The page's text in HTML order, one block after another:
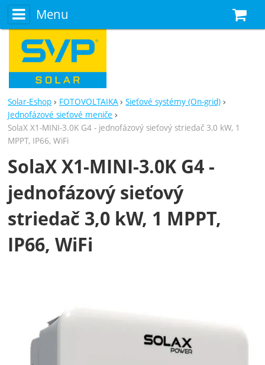
Menu
Solar-Eshop FOTOVOLTAIKA
Sieťové systémy (On-grid)
Jednofázové sieťové meniče
SolaX X1-MINI-3.0K G4 - jednofázový sieťový striedač 3,0 kW, 1
MPPT, IP66, WiFi
SolaX X1-MINI-3.0K G4 -
jednofázový sieťový
striedač 3,0 kW, 1 MPPT,
IP66, WiFi